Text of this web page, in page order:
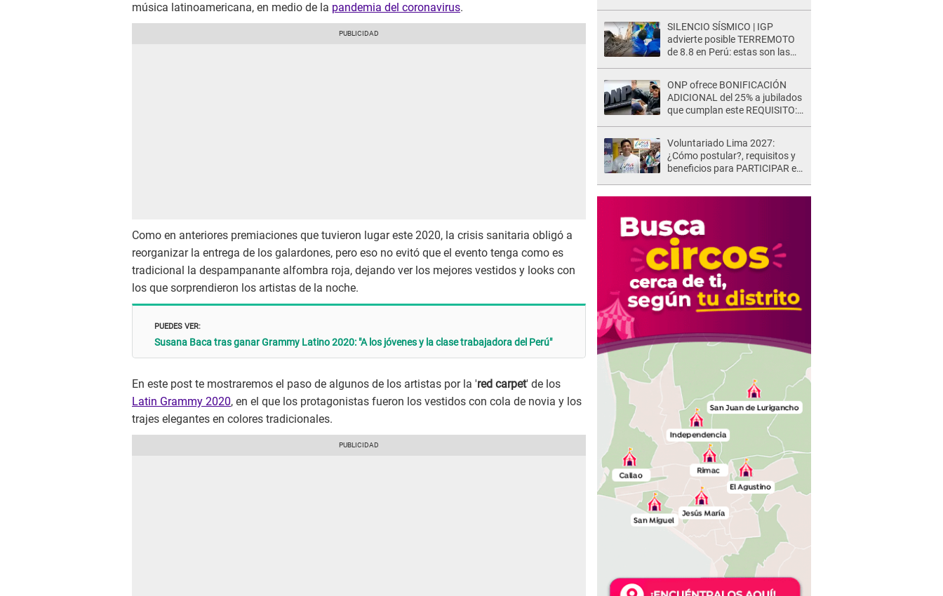
música latinoamericana, en medio de la pandemia del coronavirus.
Como en anteriores premiaciones que tuvieron lugar este 2020, la crisis sanitaria obligó a
reorganizar la entrega de los galardones, pero eso no evitó que el evento tenga como es
tradicional la despampanante alfombra roja, dejando ver los mejores vestidos y looks con
los que sorprendieron los artistas de la noche.
PUEDES VER:
Susana Baca tras ganar Grammy Latino 2020: "A los jóvenes y la clase trabajadora del Perú"
En este post te mostraremos el paso de algunos de los artistas por la 'red carpet' de los
Latin Grammy 2020, en el que los protagonistas fueron los vestidos con cola de novia y los
trajes elegantes en colores tradicionales.
estaba muy..."
SILENCIO SÍSMICO | IGP
advierte posible TERREMOTO
de 8.8 en Perú: estas son las
ONP ofrece BONIFICACIÓN
ADICIONAL del 25% a jubilados
que cumplan este REQUISITO:
Voluntariado Lima 2027:
¿Cómo postular?, requisitos y
beneficios para PARTICIPAR en